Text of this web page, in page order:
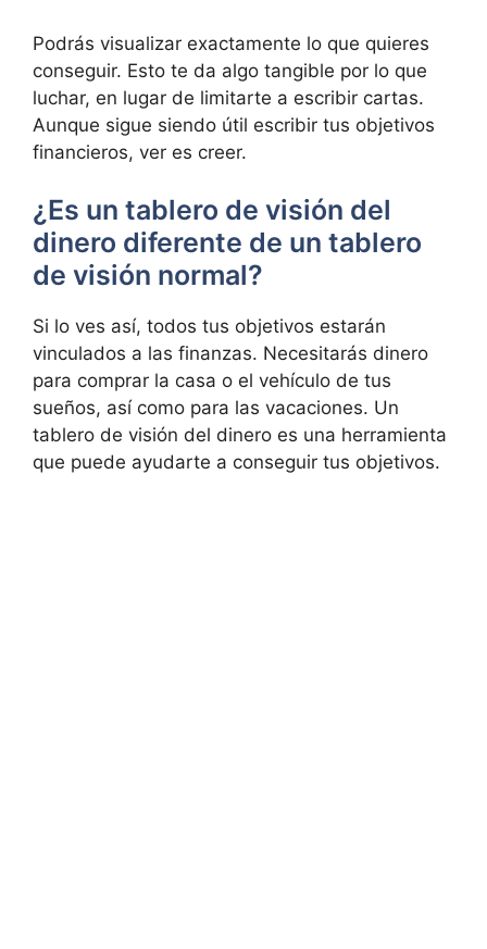
Podrás visualizar exactamente lo que quieres
conseguir. Esto te da algo tangible por lo que
luchar, en lugar de limitarte a escribir cartas.
Aunque sigue siendo útil escribir tus objetivos
financieros, ver es creer.
¿Es un tablero de visión del
dinero diferente de un tablero
de visión normal?
Si lo ves así, todos tus objetivos estarán
vinculados a las finanzas. Necesitarás dinero
para comprar la casa o el vehículo de tus
sueños, así como para las vacaciones. Un
tablero de visión del dinero es una herramienta
que puede ayudarte a conseguir tus objetivos.